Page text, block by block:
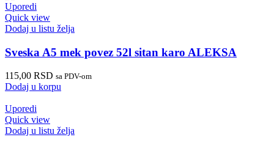
Uporedi
Quick view
Dodaj u listu želja
Sveska A5 mek povez 52l sitan karo ALEKSA
115,00 RSD sa PDV-om
Dodaj u korpu
Uporedi
Quick view
Dodaj u listu želja